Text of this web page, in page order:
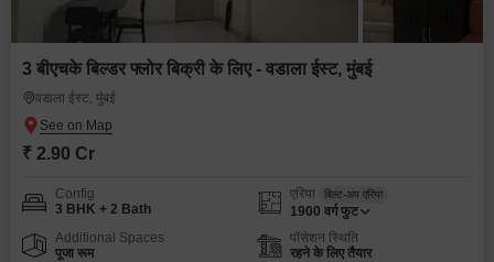
3 बीएचके बिल्डर फ्लोर बिक्री के लिए - वडाला ईस्ट, मुंबई
वडाला ईस्ट, मुंबई
₹ 2.90 Cr
Config
3 BHK + 2 Bath
एरिया बिल्ट-अप एरिया
1900 वर्ग फुट
Additional Spaces
पूजा रूम
पॉसेशन स्थिति
रहने के लिए तैयार